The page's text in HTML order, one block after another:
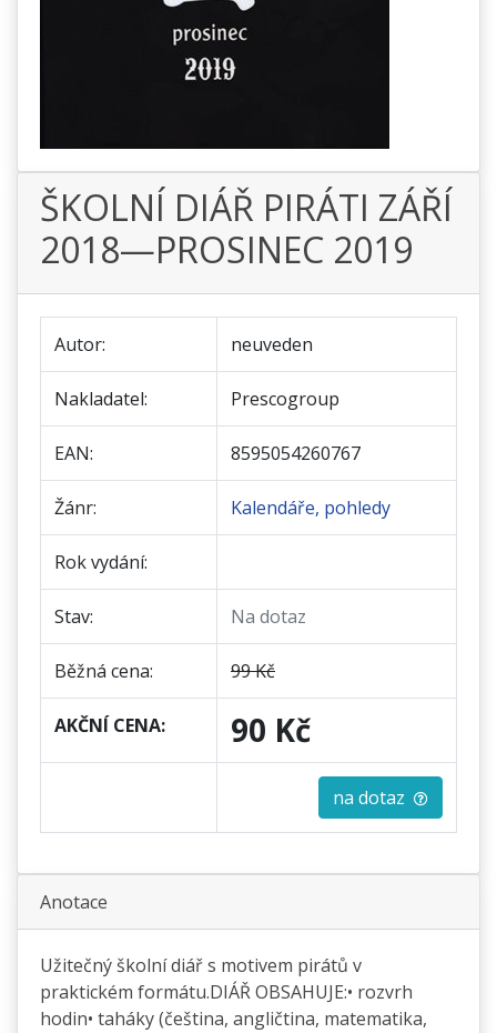
ŠKOLNÍ DIÁŘ PIRÁTI ZÁŘÍ
2018—PROSINEC 2019
Autor: neuveden
Nakladatel: Prescogroup
EAN: 8595054260767
Žánr: Kalendáře, pohledy
Rok vydání:
Stav: Na dotaz
Běžná cena: 99 Kč
AKČNÍ CENA: 90 Kč
na dotaz
Anotace
Užitečný školní diář s motivem pirátů v
praktickém formátu.DIÁŘ OBSAHUJE:• rozvrh
hodin• taháky (čeština, angličtina, matematika,